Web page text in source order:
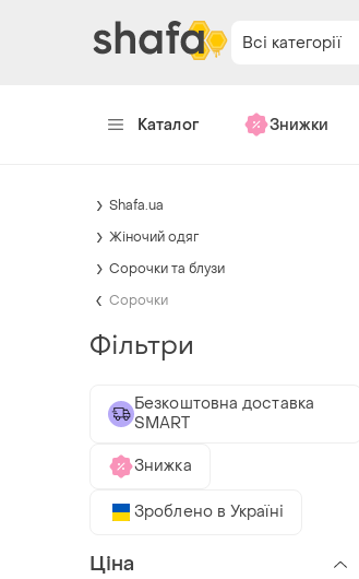
Всі категорії
Каталог Знижки
Shafa.ua
Жіночий одяг
Сорочки та блузи
Сорочки
Фільтри
Безкоштовна доставка
SMART
Знижка
Зроблено в Україні
Ціна